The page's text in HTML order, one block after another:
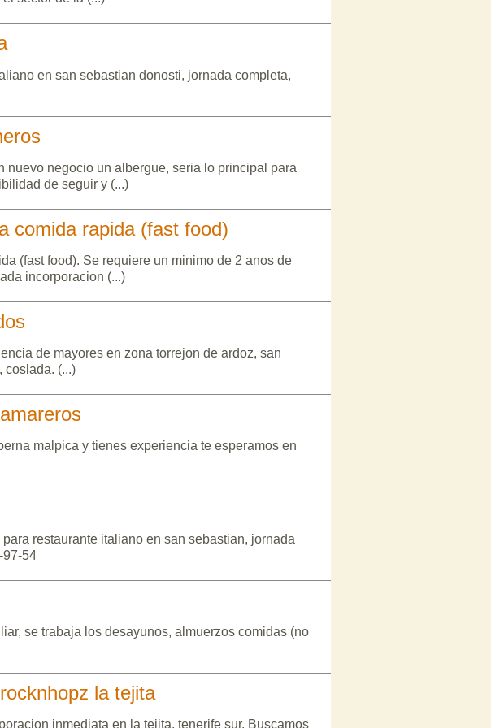
en san sebastian donosti, jornada completa,
nuevo negocio un albergue, seria lo principal para
de seguir y (...)
comida rapida (fast food)
(fast food). Se requiere un minimo de 2 anos de
incorporacion (...)
de mayores en zona torrejon de ardoz, san
coslada. (...)
malpica y tienes experiencia te esperamos en
restaurante italiano en san sebastian, jornada
97-54
se trabaja los desayunos, almuerzos comidas (no
la tejita
inmediata en la tejita, tenerife sur. Buscamos